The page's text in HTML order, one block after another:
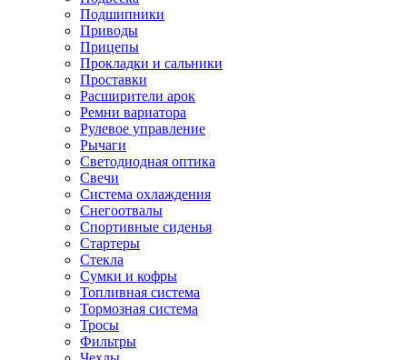
Подшипники
Приводы
Прицепы
Прокладки и сальники
Проставки
Расширители арок
Ремни вариатора
Рулевое управление
Рычаги
Светодиодная оптика
Свечи
Система охлаждения
Снегоотвалы
Спортивные сиденья
Стартеры
Стекла
Сумки и кофры
Топливная система
Тормозная система
Тросы
Фильтры